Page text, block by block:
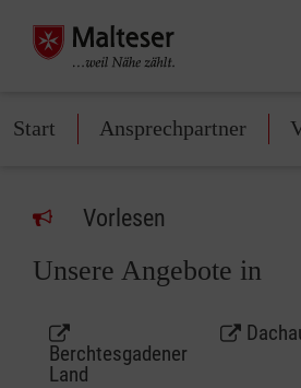
Start Ansprechpartner
Vorlesen
Unsere Angebote in
Berchtesgadener
Land